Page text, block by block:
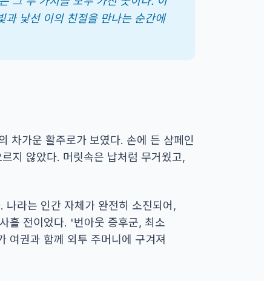
과 낯선 이의 친절을 만나는 순간에
차가운 활주로가 보였다. 손에 든 샴페인
지 않았다. 머릿속은 납처럼 무거웠고,
라는 인간 자체가 완전히 소진되어,
흘 전이었다. '번아웃 증후군, 최소
여권과 함께 외투 주머니에 구겨져